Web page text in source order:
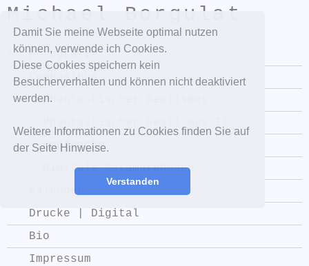
Damit Sie meine Webseite optimal nutzen
können, verwende ich Cookies.
Diese Cookies speichern kein
Besucherverhalten und können nicht deaktiviert
werden.
Weitere Informationen zu Cookies finden Sie auf
der Seite Hinweise.
Verstanden
Michael Borgulat
Fotografie
Composings
Phantastischer Realismus
Kopfsache
Digitale Metamorphosen
Kalender
Drucke | Digital
Bio
Impressum